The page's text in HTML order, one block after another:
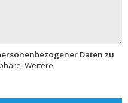
Daten zu
Weitere